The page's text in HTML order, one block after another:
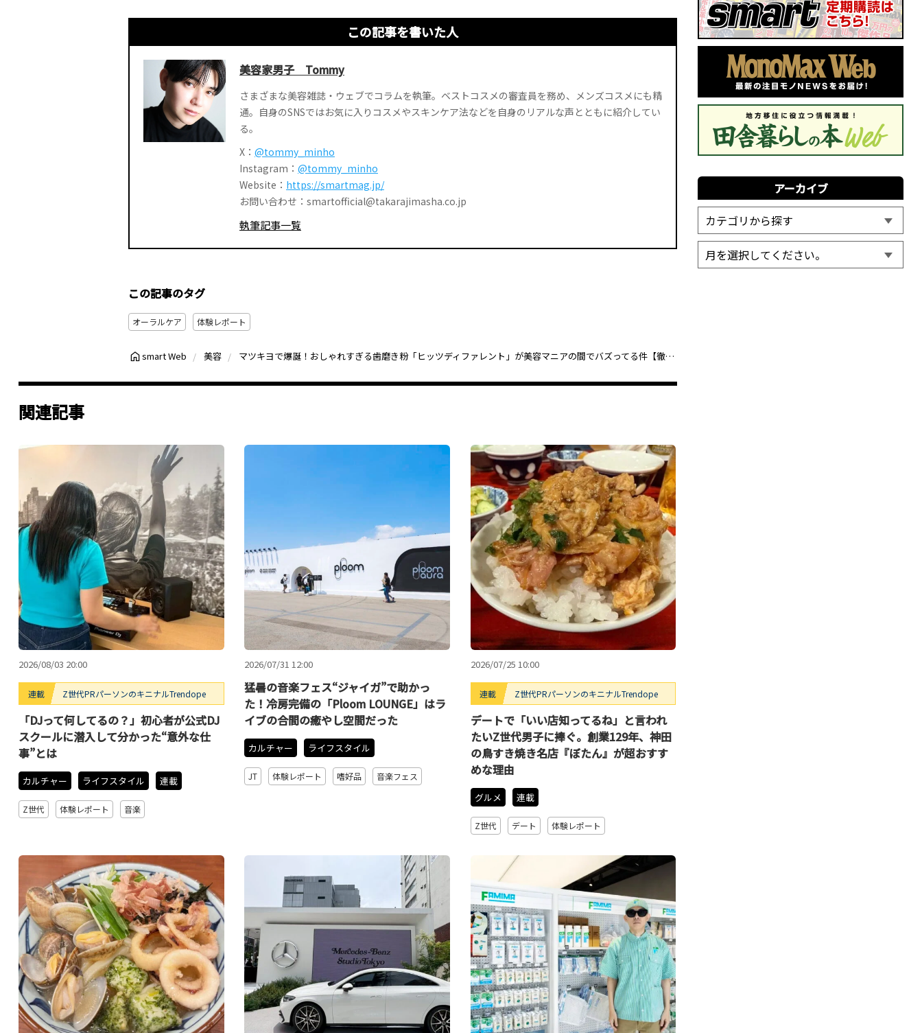
この記事を書いた人
美容家男子 Tommy
さまざまな美容雑誌・ウェブでコラムを執筆。ベストコスメの審査員を務め、メンズコスメにも精
通。自身のSNSではお気に入りコスメやスキンケア法などを自身のリアルな声とともに紹介してい
る。
X： @tommy_minho
Instagram： @tommy_minho
Website： https://smartmag.jp/
お問い合わせ：smartofficial@takarajimasha.co.jp
執筆記事一覧
この記事のタグ
オーラルケア 体験レポート
smart Web 美容 マツキヨで爆誕！おしゃれすぎる歯磨き粉「ヒッツディファレント」が美容マニアの間でバズってる件【徹底レビュー】
関連記事
2026/08/03 20:00
連載 Z世代PRパーソンのキニナルTrendope
「DJって何してるの？」初心者が公式DJ
スクールに潜入して分かった“意外な仕
事”とは
カルチャー ライフスタイル 連載
Z世代 体験レポート 音楽
2026/07/31 12:00
猛暑の音楽フェス“ジャイガ”で助かっ
た！冷房完備の「Ploom LOUNGE」はラ
イブの合間の癒やし空間だった
カルチャー ライフスタイル
JT 体験レポート 嗜好品 音楽フェス
2026/07/25 10:00
連載 Z世代PRパーソンのキニナルTrendope
デートで「いい店知ってるね」と言われ
たいZ世代男子に捧ぐ。創業129年、神田
の鳥すき焼き名店『ぼたん』が超おすす
めな理由
グルメ 連載
Z世代 デート 体験レポート
アーカイブ